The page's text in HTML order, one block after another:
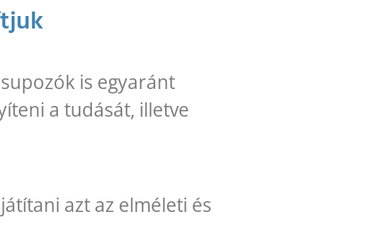
is egyaránt
a tudását, illetve
azt az elméleti és